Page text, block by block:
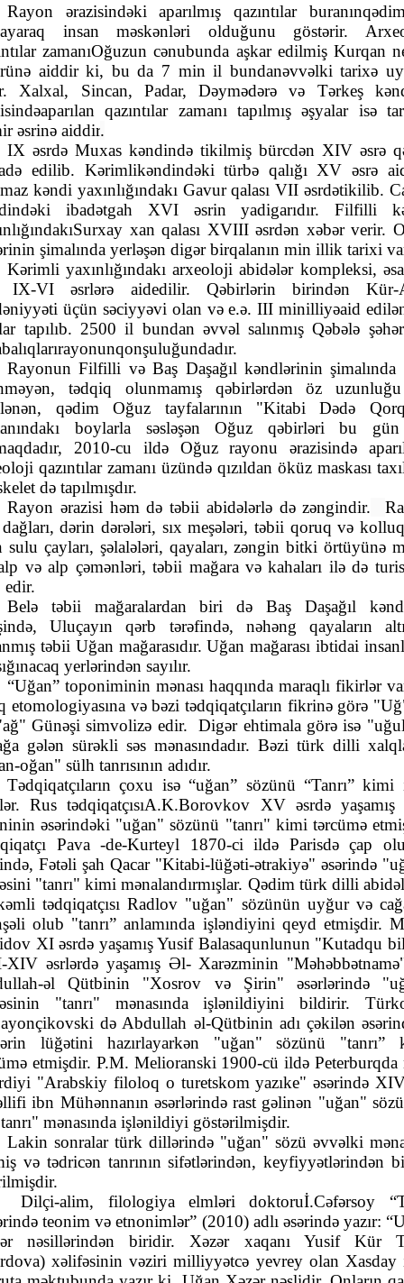
Rayon ərazisindəki aparılmış qazıntılar buranın
insan məskənləri olduğunu göstərir.
zamanıOğuzun cənubunda aşkar edilmiş Kurqan
aiddir ki, bu da 7 min il bundanəvvəlki tarixə
Xalxal, Sincan, Padar, Dəymədərə və Tərkeş
aparılan qazıntılar zamanı tapılmış əşyalar isə
əsrinə aiddir.
IX əsrdə Muxas kəndində tikilmiş bürcdən XIV əsrə
edilib. Kərimlikəndindəki türbə qalığı XV əsrə
kəndi yaxınlığındakı Gavur qalası VII əsrdətikilib.
ibadətgah XVI əsrin yadigarıdır. Filfilli
Surxay xan qalası XVIII əsrdən xəbər verir.
şimalında yerləşən digər birqalanın min illik tarixi
Kərimli yaxınlığındakı arxeoloji abidələr kompleksi,
IX-VI əsrlərə aidedilir. Qəbirlərin birindən Kür-
üçün səciyyəvi olan və e.ə. III minilliyəaid
tapılıb. 2500 il bundan əvvəl salınmış Qəbələ
rayonunqonşuluğundadır.
Rayonun Filfilli və Baş Daşağıl kəndlərinin şimalında
tədqiq olunmamış qəbirlərdən öz
qədim Oğuz tayfalarının "Kitabi Dədə
boylarla səsləşən Oğuz qəbirləri bu
2010-cu ildə Oğuz rayonu ərazisində
qazıntılar zamanı üzündə qızıldan öküz maskası
də tapılmışdır.
Rayon ərazisi həm də təbii abidələrlə də zəngindir.
dərin dərələri, sıx meşələri, təbii qoruq və
sulu çayları, şəlalələri, qayaları, zəngin bitki örtüyünə
və alp çəmənləri, təbii mağara və kahaları ilə də
edir.
Belə təbii mağaralardan biri də Baş Daşağıl
Uluçayın qərb tərəfində, nəhəng qayaların
təbii Uğan mağarasıdır. Uğan mağarası ibtidai
yerlərindən sayılır.
“Uğan” toponiminin mənası haqqında maraqlı fikirlər
etomologiyasına və bəzi tədqiqatçıların fikrinə görə
Günəşi simvolizə edir.
Digər ehtimala görə isə
gələn sürəkli səs mənasındadır. Bəzi türk dilli
oğan" sülh tanrısının adıdır.
Tədqiqatçıların çoxu isə “uğan” sözünü “Tanrı” kimi
Rus tədqiqatçısıA.K.Borovkov XV əsrdə yaşamış
əsərindəki "uğan" sözünü "tanrı" kimi tərcümə
Pava -de-Kurteyl 1870-ci ildə Parisdə çap
Fətəli şah Qacar "Kitabi-lüğəti-ətrakiyə" əsərində
"tanrı" kimi mənalandırmışlar. Qədim türk dilli
tədqiqatçısı Radlov "uğan" sözünün uyğur və
olub "tanrı” anlamında işləndiyini qeyd etmişdir.
XI əsrdə yaşamış Yusif Balasaqunlunun "Kutadqu
əsrlərdə yaşamış Əl- Xarəzminin
əl Qütbinin "Xosrov və Şirin" əsərlərində
"tanrı" mənasında işlənildiyini bildirir.
də Abdullah əl-Qütbinin adı çəkilən
lüğətini hazırlayarkən "uğan" sözünü "tanrı”
etmişdir. P.M. Melioranski 1900-cü ildə Peterburqda
"Arabskiy filoloq o turetskom yazıke" əsərində
ibn Mühənnanın əsərlərində rast gəlinən "uğan"
mənasında işlənildiyi göstərilmişdir.
Lakin sonralar türk dillərində "uğan" sözü əvvəlki
və tədricən tanrının sifətlərindən, keyfiyyətlərindən
Dilçi-alim, filologiya elmləri doktoruİ.Cəfərsoy “
teonim və etnonimlər” (2010) adlı əsərində yazır: “
nəsillərindən biridir. Xəzər xaqanı Yusif Kür
xəlifəsinin vəziri milliyyətcə yevrey olan Xasday